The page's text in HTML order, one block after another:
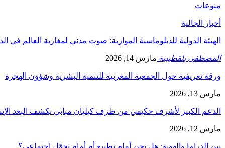
منوعات
أخبار الجالية
الهيئة الدولية للدبلوماسية الموازية: صوت مدني لمغاربة العالم في
المصطفى بلقطيبية مارس 14, 2026
ورقة تعريفية حول الجمعية المغربية للتنمية البشرية وشؤون الهجرة
مارس 13, 2026
الدعم الكبير لأشرف حكيمي من طرف كيليان مبابي يكشف البعد
مارس 12, 2026